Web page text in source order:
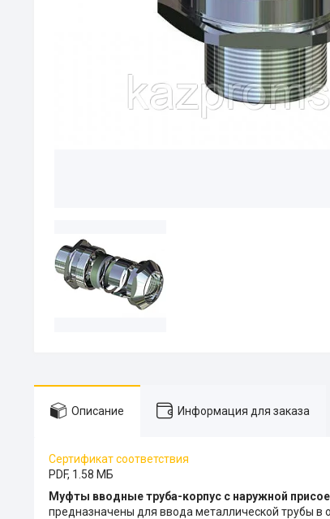
Описание Информация для заказа
Сертификат соответствия
PDF, 1.58 МБ
Муфты вводные труба-корпус с наружной
предназначены для ввода металлической трубы в